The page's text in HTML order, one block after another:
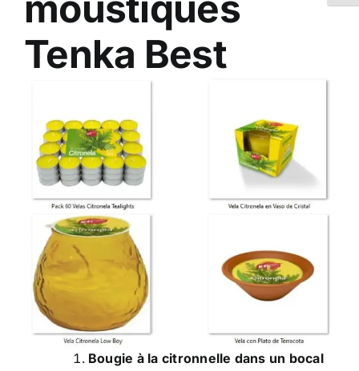
Tenka Best
Bougie à la citronnelle dans un bocal